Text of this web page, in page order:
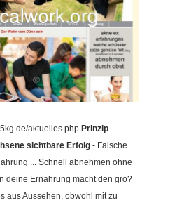
aktuelles.php Prinzip
sichtbare Erfolg - Falsche
... Schnell abnehmen ohne
deine Ernahrung macht den gro?
aus Aussehen, obwohl mit zu